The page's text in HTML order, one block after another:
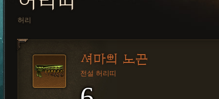
허리
셔마의 노끈
전설 허리띠